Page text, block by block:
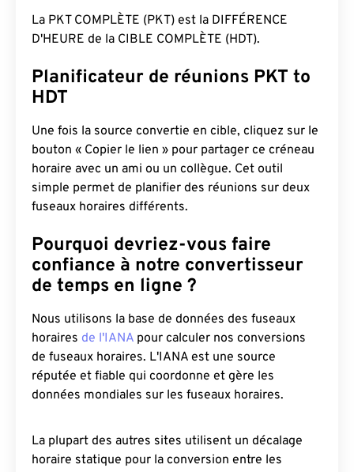
La PKT COMPLÈTE (PKT) est la DIFFÉRENCE
D'HEURE de la CIBLE COMPLÈTE (HDT).
Planificateur de réunions PKT to
HDT
Une fois la source convertie en cible, cliquez sur le
bouton « Copier le lien » pour partager ce créneau
horaire avec un ami ou un collègue. Cet outil
simple permet de planifier des réunions sur deux
fuseaux horaires différents.
Pourquoi devriez-vous faire
confiance à notre convertisseur
de temps en ligne ?
Nous utilisons la base de données des fuseaux
horaires de l'IANA pour calculer nos conversions
de fuseaux horaires. L'IANA est une source
réputée et fiable qui coordonne et gère les
données mondiales sur les fuseaux horaires.
La plupart des autres sites utilisent un décalage
horaire statique pour la conversion entre les